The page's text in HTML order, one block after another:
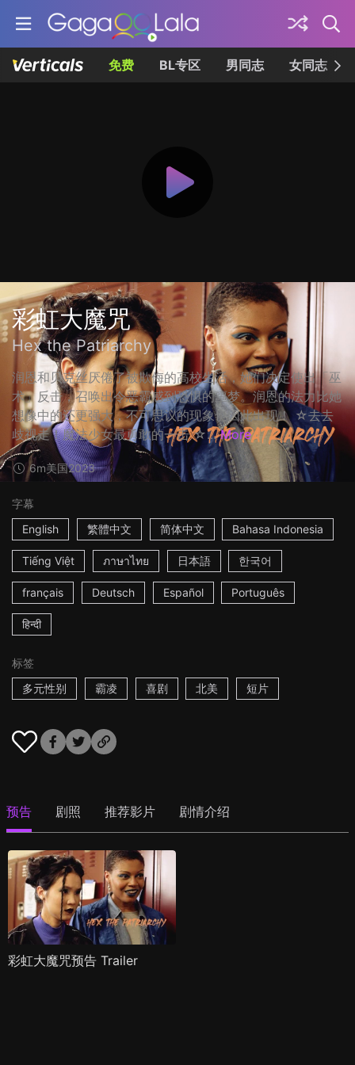
免费 BL专区 男同志 女同志
彩虹大魔咒
Hex the Patriarchy
润恩和贝克丝厌倦了被欺侮的高校生活，她们决定使出「巫
术」反击，召唤出令恶霸感到恐惧的噩梦。润恩的法力比她
想像中的还更强大，不可思议的现象也因此出现！ ☆去去
歧视走！魔法少女最勇敢的一击 ☆... More
6m美国2023
字幕
English
繁體中文 简体中文 Bahasa Indonesia
Tiếng Việt ภาษาไทย 日本語 한국어
français Deutsch Español Português
हिन्दी
标签
多元性别
霸凌 喜剧 北美 短片
预告 剧照 推荐影片 剧情介绍
彩虹大魔咒预告 Trailer